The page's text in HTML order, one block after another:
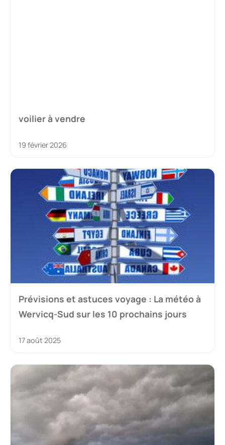
voilier à vendre
19 février 2026
Prévisions et astuces voyage : La météo à
Wervicq-Sud sur les 10 prochains jours
17 août 2025